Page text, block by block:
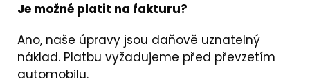
Je možné platit na fakturu?
Ano, naše úpravy jsou daňově uznatelný
náklad. Platbu vyžadujeme před převzetím
automobilu.